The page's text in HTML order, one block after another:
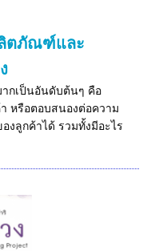
ตภัณฑ์และ
กเป็นอันดับต้นๆ คือ
หรือตอบสนองต่อความ
งลูกค้าได้ รวมทั้งมีอะไร